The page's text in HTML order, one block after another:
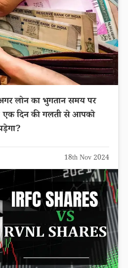
लोन का भुगतान समय पर
एक दिन की गलती से आपको
18th Nov 2024